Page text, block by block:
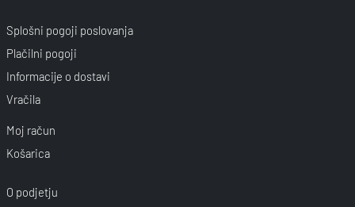
Splošni pogoji poslovanja
Plačilni pogoji
Informacije o dostavi
Vračila
Moj račun
Košarica
O podjetju